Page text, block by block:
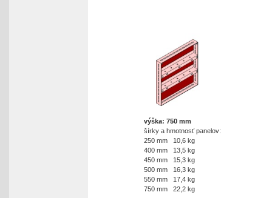
výška: 750 mm
šírky a hmotnosť panelov:
250 mm 10,6 kg
400 mm 13,5 kg
450 mm 15,3 kg
500 mm 16,3 kg
550 mm 17,4 kg
750 mm 22,2 kg